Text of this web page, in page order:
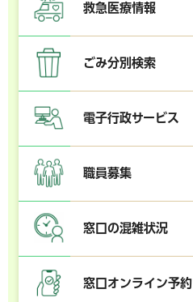
救急医療情報
ごみ分別検索
電子行政サービス
職員募集
窓口の混雑状況
窓口オンライン予約